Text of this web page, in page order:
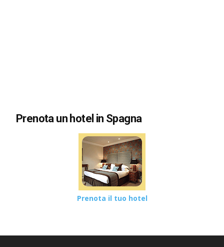
Prenota un hotel in Spagna
Prenota il tuo hotel